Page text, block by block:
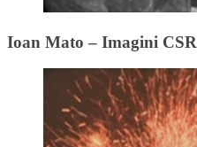
Ioan Mato – Imagini CSR